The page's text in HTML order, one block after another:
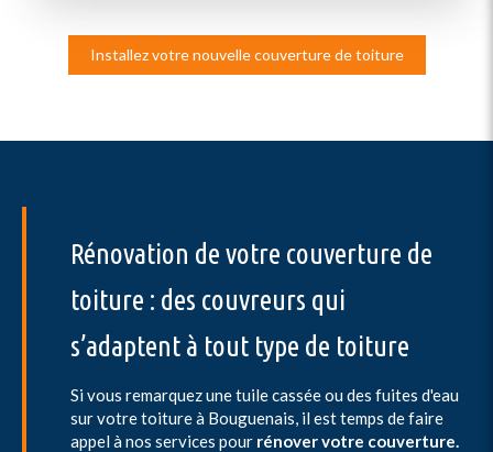
Installez votre nouvelle couverture de toiture
Rénovation de votre couverture de
toiture : des couvreurs qui
s’adaptent à tout type de toiture
Si vous remarquez une tuile cassée ou des fuites d'eau
sur votre toiture à Bouguenais, il est temps de faire
appel à nos services pour rénover votre couverture.